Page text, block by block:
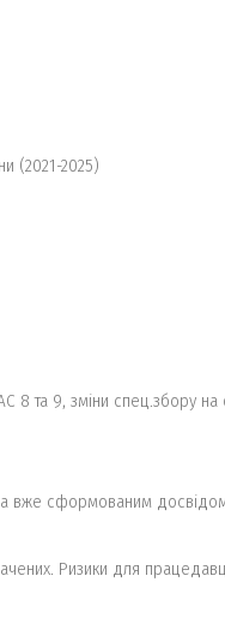
(2021-2025)
8 та 9, зміни спец.збору
вже сформованим
Ризики для